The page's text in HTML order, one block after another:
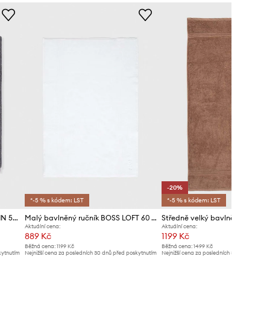
Malý bavlněný ručník BOSS PLAIN 50 x 70 cm
*-5 % s kódem: LST
Malý bavlněný ručník BOSS LOFT 60 x 90 cm
Aktuální cena:
889 Kč
Běžná cena:1199 Kč
Nejnižší cena za posledních 30 dnů před poskytnutím
-20%
*-5 % s kódem: LST
Aktuální cena:
1199 Kč
Běžná cena: 1499 Kč
Nejnižší cena za posledních 30 dnů